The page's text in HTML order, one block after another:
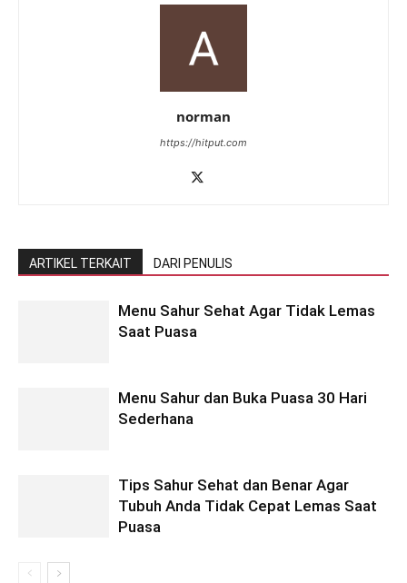
norman
https://hitput.com
ARTIKEL TERKAIT DARI PENULIS
Menu Sahur Sehat Agar Tidak Lemas
Saat Puasa
Menu Sahur dan Buka Puasa 30 Hari
Sederhana
Tips Sahur Sehat dan Benar Agar
Tubuh Anda Tidak Cepat Lemas Saat
Puasa